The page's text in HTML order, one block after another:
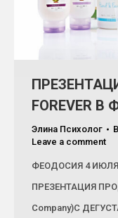
FOREVER
Элина Психолог
Leave a comment
ФЕОДОСИЯ 4 ИЮЛЯ,
ПРЕЗЕНТАЦИЯ
Company)С